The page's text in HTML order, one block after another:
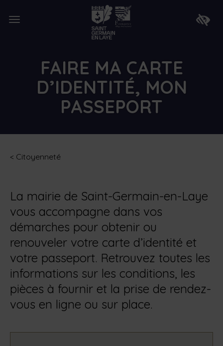
Ouvrir
Lien
de
retour
à
la
Faire
FAIRE MA CARTE
D’IDENTITÉ, MON
PASSEPORT
< Citoyenneté
La mairie de Saint-Germain-en-Laye
vous accompagne dans vos
démarches pour obtenir ou
renouveler votre carte d’identité et
votre passeport. Retrouvez toutes les
informations sur les conditions, les
pièces à fournir et la prise de rendez-
vous en ligne ou sur place.